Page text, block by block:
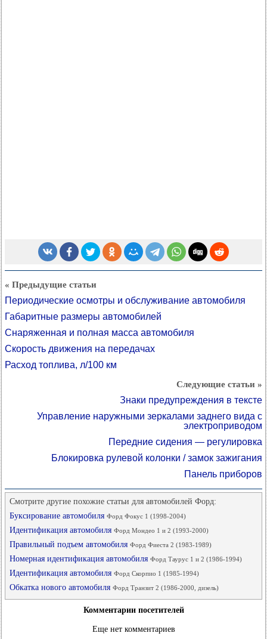
« Предыдущие статьи
Периодические осмотры и обслуживание автомобиля
Габаритные размеры автомобилей
Снаряженная и полная масса автомобиля
Скорость движения на передачах
Расход топлива, л/100 км
Следующие статьи »
Знаки предупреждения в тексте
Управление наружными зеркалами заднего вида с
электроприводом
Передние сидения — регулировка
Блокировка рулевой колонки / замок зажигания
Панель приборов
Смотрите другие похожие статьи для автомобилей Форд:
Буксирование автомобиля Форд Фокус 1 (1998-2004)
Идентификация автомобиля Форд Мондео 1 и 2 (1993-2000)
Правильный подъем автомобиля Форд Фиеста 2 (1983-1989)
Номерная идентификация автомобиля Форд Таурус 1 и 2 (1986-1994)
Идентификация автомобиля Форд Скорпио 1 (1985-1994)
Обкатка нового автомобиля Форд Транзит 2 (1986-2000, дизель)
Комментарии посетителей
Еще нет комментариев